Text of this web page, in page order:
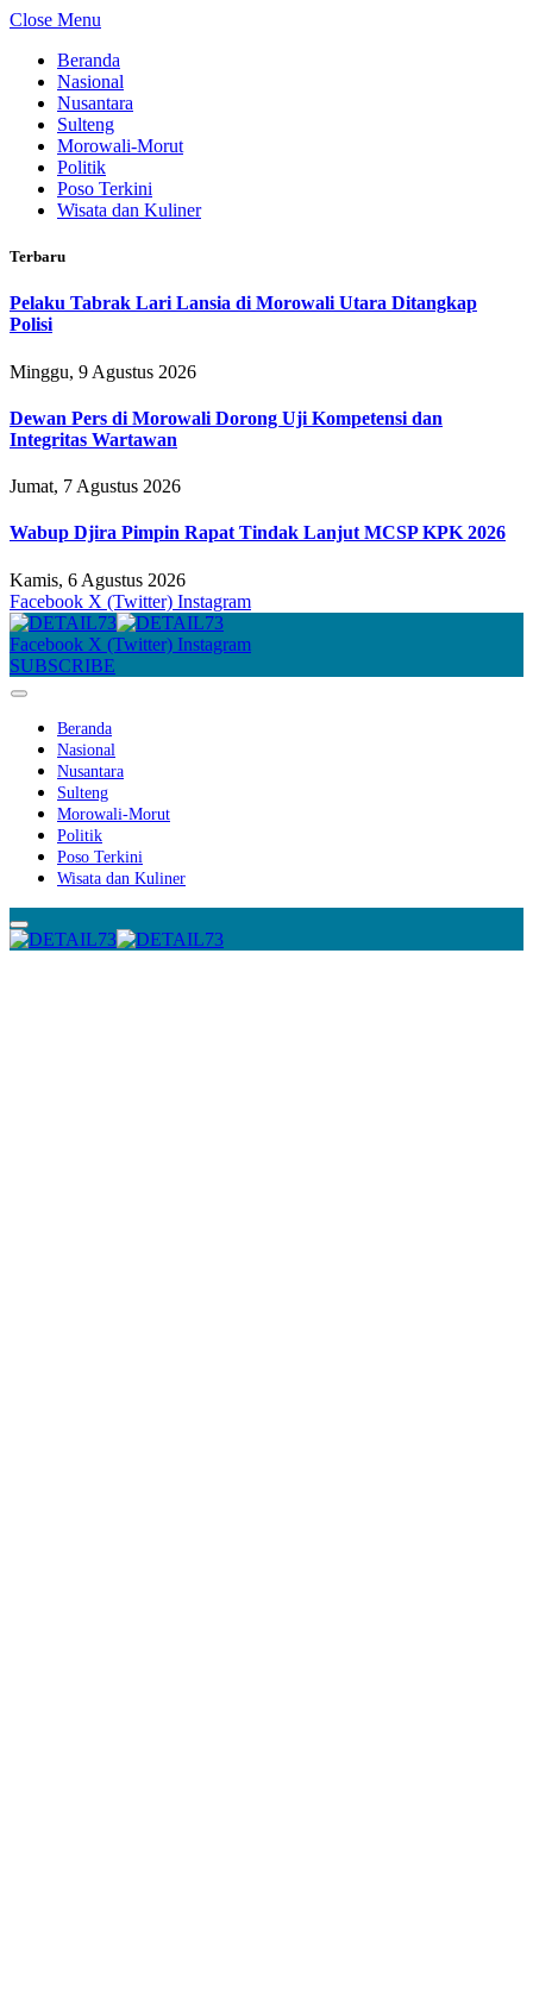
Close Menu
Beranda
Nasional
Nusantara
Sulteng
Morowali-Morut
Politik
Poso Terkini
Wisata dan Kuliner
Terbaru
Pelaku Tabrak Lari Lansia di Morowali Utara Ditangkap
Polisi
Minggu, 9 Agustus 2026
Dewan Pers di Morowali Dorong Uji Kompetensi dan
Integritas Wartawan
Jumat, 7 Agustus 2026
Wabup Djira Pimpin Rapat Tindak Lanjut MCSP KPK 2026
Kamis, 6 Agustus 2026
Facebook X (Twitter) Instagram
Facebook X (Twitter) Instagram
SUBSCRIBE
Beranda
Nasional
Nusantara
Sulteng
Morowali-Morut
Politik
Poso Terkini
Wisata dan Kuliner